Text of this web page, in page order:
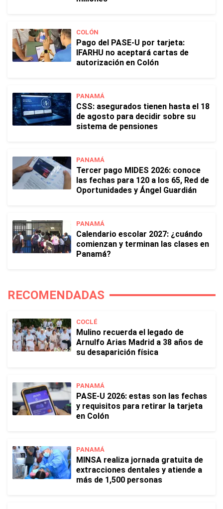
COLÓN
Pago del PASE-U por tarjeta:
IFARHU no aceptará cartas de
autorización en Colón
PANAMÁ
CSS: asegurados tienen hasta el 18
de agosto para decidir sobre su
sistema de pensiones
PANAMÁ
Tercer pago MIDES 2026: conoce
las fechas para 120 a los 65, Red de
Oportunidades y Ángel Guardián
PANAMÁ
Calendario escolar 2027: ¿cuándo
comienzan y terminan las clases en
Panamá?
RECOMENDADAS
COCLÉ
Mulino recuerda el legado de
Arnulfo Arias Madrid a 38 años de
su desaparición física
PANAMÁ
PASE-U 2026: estas son las fechas
y requisitos para retirar la tarjeta
en Colón
PANAMÁ
MINSA realiza jornada gratuita de
extracciones dentales y atiende a
más de 1,500 personas